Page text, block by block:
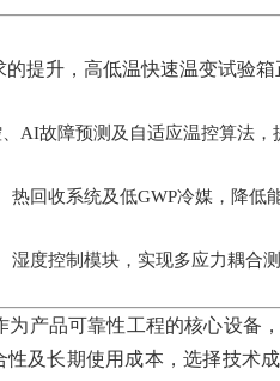
提升，高低温快速温变试验箱
AI故障预测及自适应温控算法，
热回收系统及低GWP冷媒，降低
湿度控制模块，实现多应力耦合
为产品可靠性工程的核心设备
性及长期使用成本，选择技术